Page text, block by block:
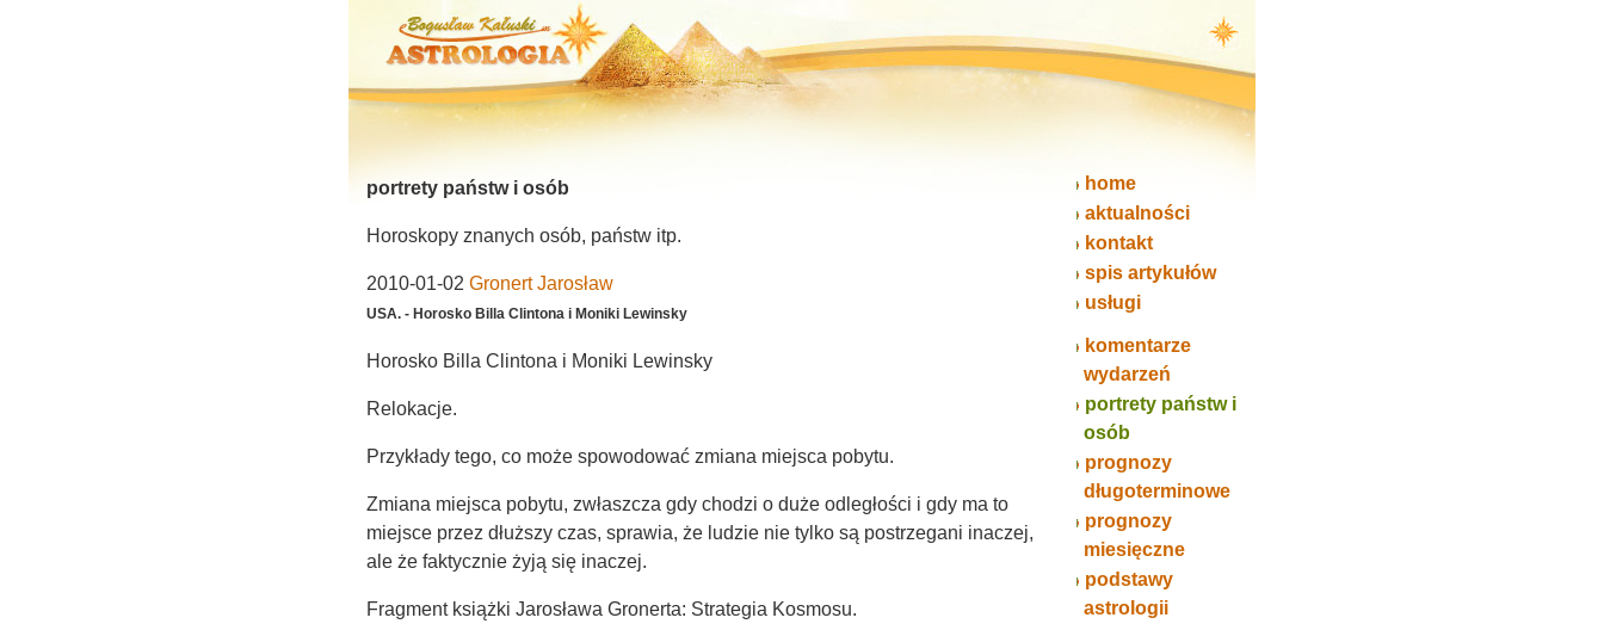
home
aktualności
kontakt
spis artykułów
usługi
komentarze
wydarzeń
portrety państw i
osób
prognozy
długoterminowe
prognozy
miesięczne
podstawy
astrologii
portrety państw i osób
Horoskopy znanych osób, państw itp.
2010-01-02 Gronert Jarosław
USA. - Horosko Billa Clintona i Moniki Lewinsky
Horosko Billa Clintona i Moniki Lewinsky
Relokacje.
Przykłady tego, co może spowodować zmiana miejsca pobytu.
Zmiana miejsca pobytu, zwłaszcza gdy chodzi o duże odległości i gdy ma to
miejsce przez dłuższy czas, sprawia, że ludzie nie tylko są postrzegani inaczej,
ale że faktycznie żyją się inaczej.
Fragment książki Jarosława Gronerta: Strategia Kosmosu.